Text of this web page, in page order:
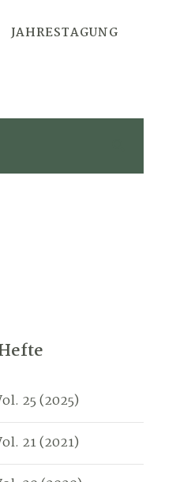
JAHRESTAGUNG
25 (2025)
21 (2021)